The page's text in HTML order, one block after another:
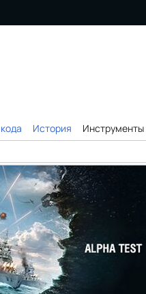
История Инструменты